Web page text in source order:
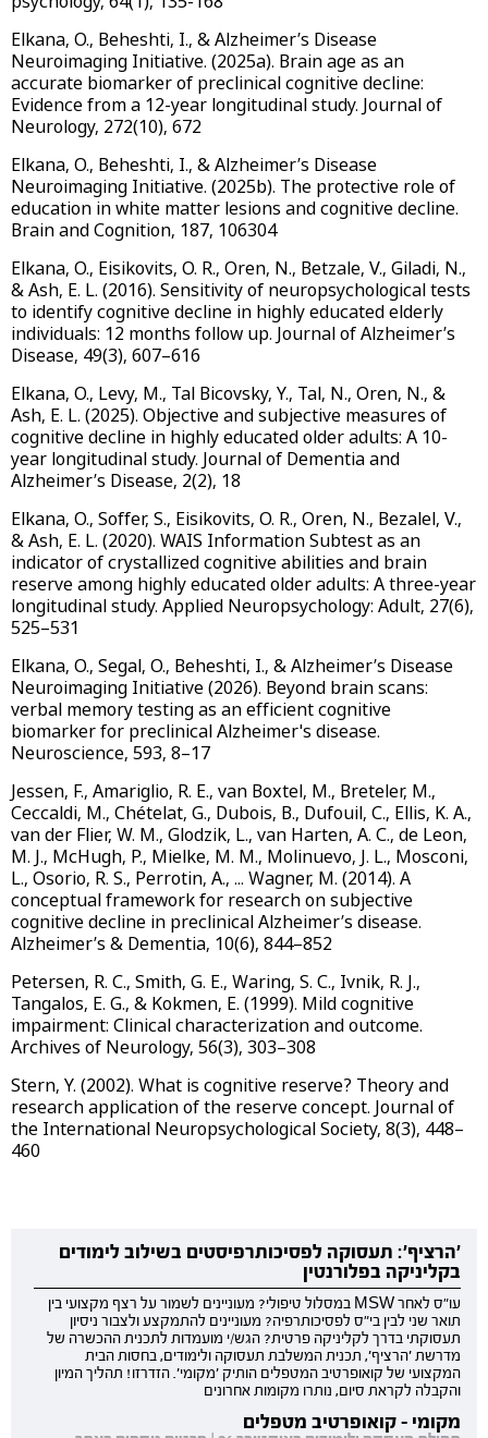
Elkana, O., Beheshti, I., & Alzheimer’s Disease
Neuroimaging Initiative. (2025a). Brain age as an
accurate biomarker of preclinical cognitive decline:
Evidence from a 12-year longitudinal study. Journal of
Neurology, 272(10), 672
Elkana, O., Beheshti, I., & Alzheimer’s Disease
Neuroimaging Initiative. (2025b). The protective role of
education in white matter lesions and cognitive decline.
Brain and Cognition, 187, 106304
Elkana, O., Eisikovits, O. R., Oren, N., Betzale, V., Giladi, N.,
& Ash, E. L. (2016). Sensitivity of neuropsychological tests
to identify cognitive decline in highly educated elderly
individuals: 12 months follow up. Journal of Alzheimer’s
Disease, 49(3), 607–616
Elkana, O., Levy, M., Tal Bicovsky, Y., Tal, N., Oren, N., &
Ash, E. L. (2025). Objective and subjective measures of
cognitive decline in highly educated older adults: A 10-
year longitudinal study. Journal of Dementia and
Alzheimer’s Disease, 2(2), 18
Elkana, O., Soffer, S., Eisikovits, O. R., Oren, N., Bezalel, V.,
& Ash, E. L. (2020). WAIS Information Subtest as an
indicator of crystallized cognitive abilities and brain
reserve among highly educated older adults: A three-year
longitudinal study. Applied Neuropsychology: Adult, 27(6),
525–531
Elkana, O., Segal, O., Beheshti, I., & Alzheimer’s Disease
Neuroimaging Initiative (2026). Beyond brain scans:
verbal memory testing as an efficient cognitive
biomarker for preclinical Alzheimer's disease.
Neuroscience, 593, 8–17
Jessen, F., Amariglio, R. E., van Boxtel, M., Breteler, M.,
Ceccaldi, M., Chételat, G., Dubois, B., Dufouil, C., Ellis, K. A.,
van der Flier, W. M., Glodzik, L., van Harten, A. C., de Leon,
M. J., McHugh, P., Mielke, M. M., Molinuevo, J. L., Mosconi,
L., Osorio, R. S., Perrotin, A., ... Wagner, M. (2014). A
conceptual framework for research on subjective
cognitive decline in preclinical Alzheimer’s disease.
Alzheimer’s & Dementia, 10(6), 844–852
Petersen, R. C., Smith, G. E., Waring, S. C., Ivnik, R. J.,
Tangalos, E. G., & Kokmen, E. (1999). Mild cognitive
impairment: Clinical characterization and outcome.
Archives of Neurology, 56(3), 303–308
Stern, Y. (2002). What is cognitive reserve? Theory and
research application of the reserve concept. Journal of
the International Neuropsychological Society, 8(3), 448–
460
'הרציף': תעסוקה לפסיכותרפיסטים בשילוב לימודים
בקליניקה בפלורנטין
עו"ס לאחר MSW במסלול טיפולי? מעוניינים לשמור על רצף מקצועי בין
תואר שני לבין בי"ס לפסיכותרפיה? מעוניינים להתמקצע ולצבור ניסיון
תעסוקתי בדרך לקליניקה פרטית? הגש/י מועמדות לתכנית ההכשרה של
מדרשת 'הרציף', תכנית המשלבת תעסוקה ולימודים, בחסות הבית
המקצועי של קואופרטיב המטפלים הותיק 'מקומי'. הזדרזו! תהליך המיון
והקבלה לקראת סיום, נותרו מקומות אחרונים
מקומי - קואופרטיב מטפלים